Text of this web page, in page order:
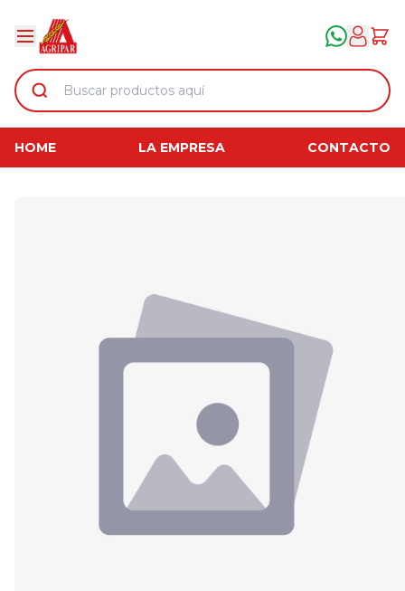
HOME LA EMPRESA CONTACTO